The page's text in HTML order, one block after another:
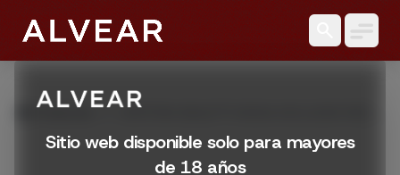
Sitio web disponible solo para mayores
de 18 años
Productos
CAFETERA BIALETTI MOKA EXCLUSIVE RED 3